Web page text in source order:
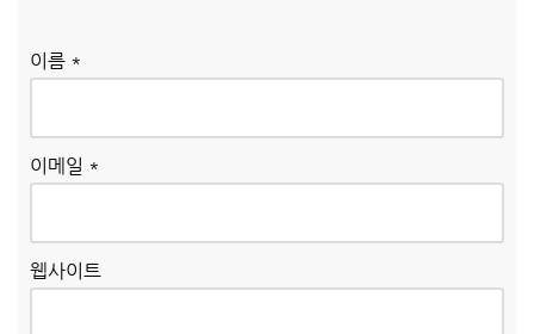
이름 *
이메일 *
웹사이트